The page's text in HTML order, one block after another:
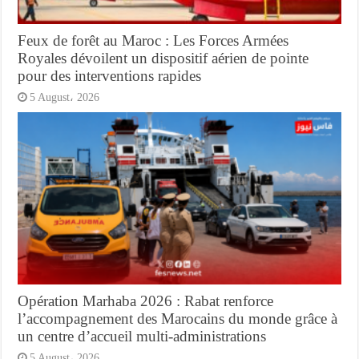
Feux de forêt au Maroc : Les Forces Armées
Royales dévoilent un dispositif aérien de pointe
pour des interventions rapides
5 August، 2026
Opération Marhaba 2026 : Rabat renforce
l’accompagnement des Marocains du monde grâce à
un centre d’accueil multi-administrations